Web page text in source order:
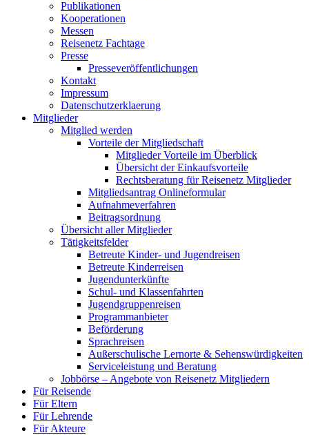
Publikationen
Kooperationen
Messen
Reisenetz Fachtage
Presse
Presseveröffentlichungen
Kontakt
Impressum
Datenschutzerklaerung
Mitglieder
Mitglied werden
Vorteile der Mitgliedschaft
Mitglieder Vorteile im Überblick
Übersicht der Einkaufsvorteile
Rechtsberatung für Reisenetz Mitglieder
Mitgliedsantrag Onlineformular
Aufnahmeverfahren
Beitragsordnung
Übersicht aller Mitglieder
Tätigkeitsfelder
Betreute Kinder- und Jugendreisen
Betreute Kinderreisen
Jugendunterkünfte
Schul- und Klassenfahrten
Jugendgruppenreisen
Programmanbieter
Beförderung
Sprachreisen
Außerschulische Lernorte & Sehenswürdigkeiten
Serviceleistung und Beratung
Jobbörse – Angebote von Reisenetz Mitgliedern
Für Reisende
Für Eltern
Für Lehrende
Für Akteure